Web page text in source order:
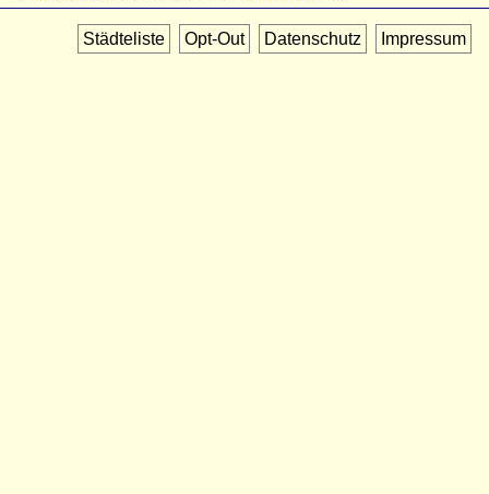
Städteliste Opt-Out Datenschutz Impressum